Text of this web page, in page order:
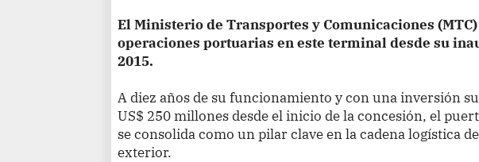
El Ministerio de Transportes y Comunicaciones
operaciones portuarias en este terminal desde su
2015.
A diez años de su funcionamiento y con una inversión
US$ 250 millones desde el inicio de la concesión, el
se consolida como un pilar clave en la cadena logística
exterior.